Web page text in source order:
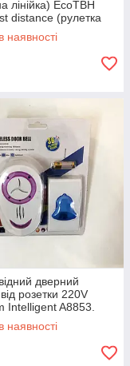
лінійка) EcoTBH
distance (рулетка
EM-99
наявності
дверний
від розетки 220V
Intelligent A8853.
DS-10
наявності